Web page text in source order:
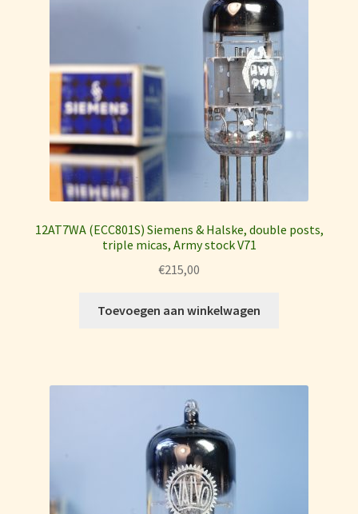
12AT7WA (ECC801S) Siemens & Halske, double posts,
triple micas, Army stock V71
€215,00
Toevoegen aan winkelwagen